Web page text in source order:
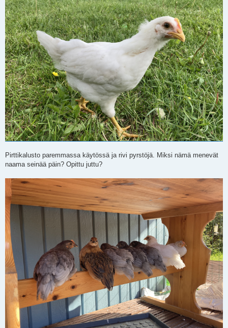
Pirttikalusto paremmassa käytössä ja rivi pyrstöjä. Miksi nämä menevät
naama seinää päin? Opittu juttu?